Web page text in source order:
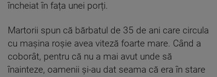
încheiat în fața unei porți.
Martorii spun că bărbatul de 35 de ani care circula
cu mașina roșie avea viteză foarte mare. Când a
coborât, pentru că nu a mai avut unde să
înainteze, oamenii și-au dat seama că era în stare